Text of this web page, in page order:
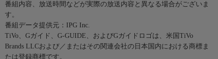
番組内容、放送時間などが実際の放送内容と異なる場合がございま
す。
番組データ提供元：IPG Inc.
TiVo、Gガイド、G-GUIDE、およびGガイドロゴは、米国TiVo
Brands LLCおよび／またはその関連会社の日本国内における商標ま
たは登録商標です。